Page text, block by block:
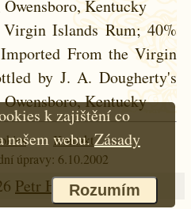
Kentucky
Islands Rum; 40%
From the Virgin
by J. A. Dougherty's
Kentucky
Kontakt
úpravy: 6.10.2002
Petr Hloušek
k zajištění co
našem webu.Zásady
Rozumím